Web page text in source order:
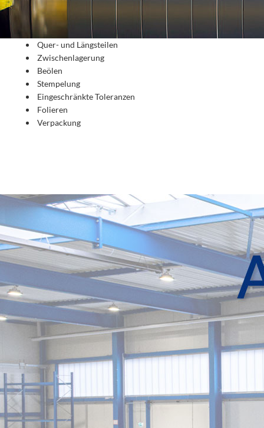
 Quer- und Längsteilen
 Zwischenlagerung
 Beölen
 Stempelung
 Eingeschränkte Toleranzen
 Folieren
 Verpackung